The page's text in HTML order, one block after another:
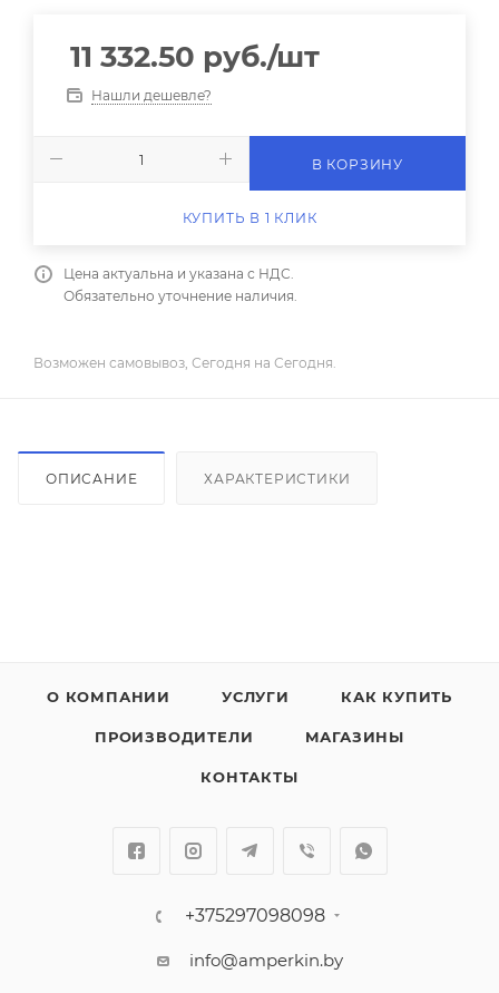
11 332.50 руб./шт
Нашли дешевле?
В КОРЗИНУ
КУПИТЬ В 1 КЛИК
Цена актуальна и указана с НДС.
Обязательно уточнение наличия.
Возможен самовывоз, Сегодня на Сегодня.
ОПИСАНИЕ ХАРАКТЕРИСТИКИ
О КОМПАНИИ УСЛУГИ КАК КУПИТЬ
ПРОИЗВОДИТЕЛИ МАГАЗИНЫ
КОНТАКТЫ
+375297098098
info@amperkin.by